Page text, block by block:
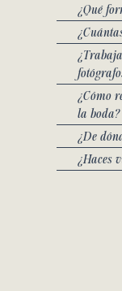
¿Qué
¿Cómo
la boda?
¿De
¿Haces